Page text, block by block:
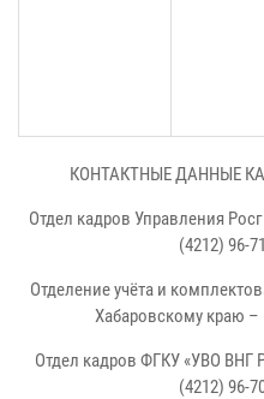
КОНТАКТНЫЕ ДАННЫЕ
Отдел кадров Управления
(4212) 96-
Отделение учёта и
Хабаровскому краю –
Отдел кадров ФГКУ «УВО ВНГ
(4212) 96-